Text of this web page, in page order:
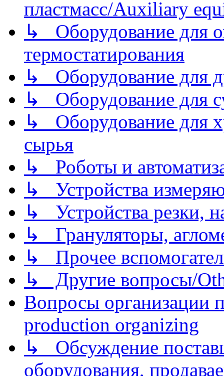
пластмасс/Auxiliary
↳ Оборудование для
термостатирования
↳ Оборудование для
↳ Оборудование для
↳ Оборудование для
сырья
↳ Роботы и
↳ Устройства
↳ Устройства резки,
↳ Грануляторы,
↳ Прочее
↳ Другие вопросы/
Вопросы организации
production organizing
↳ Обсуждение
оборудования,